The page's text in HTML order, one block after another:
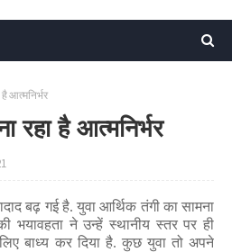
आत्मनिर्भर
रहा है आत्मनिर्भर
बढ़ गई है. युवा आर्थिक तंगी का सामना
भयावहता ने उन्हें स्थानीय स्तर पर ही
बाध्य कर दिया है. कुछ युवा तो अपने